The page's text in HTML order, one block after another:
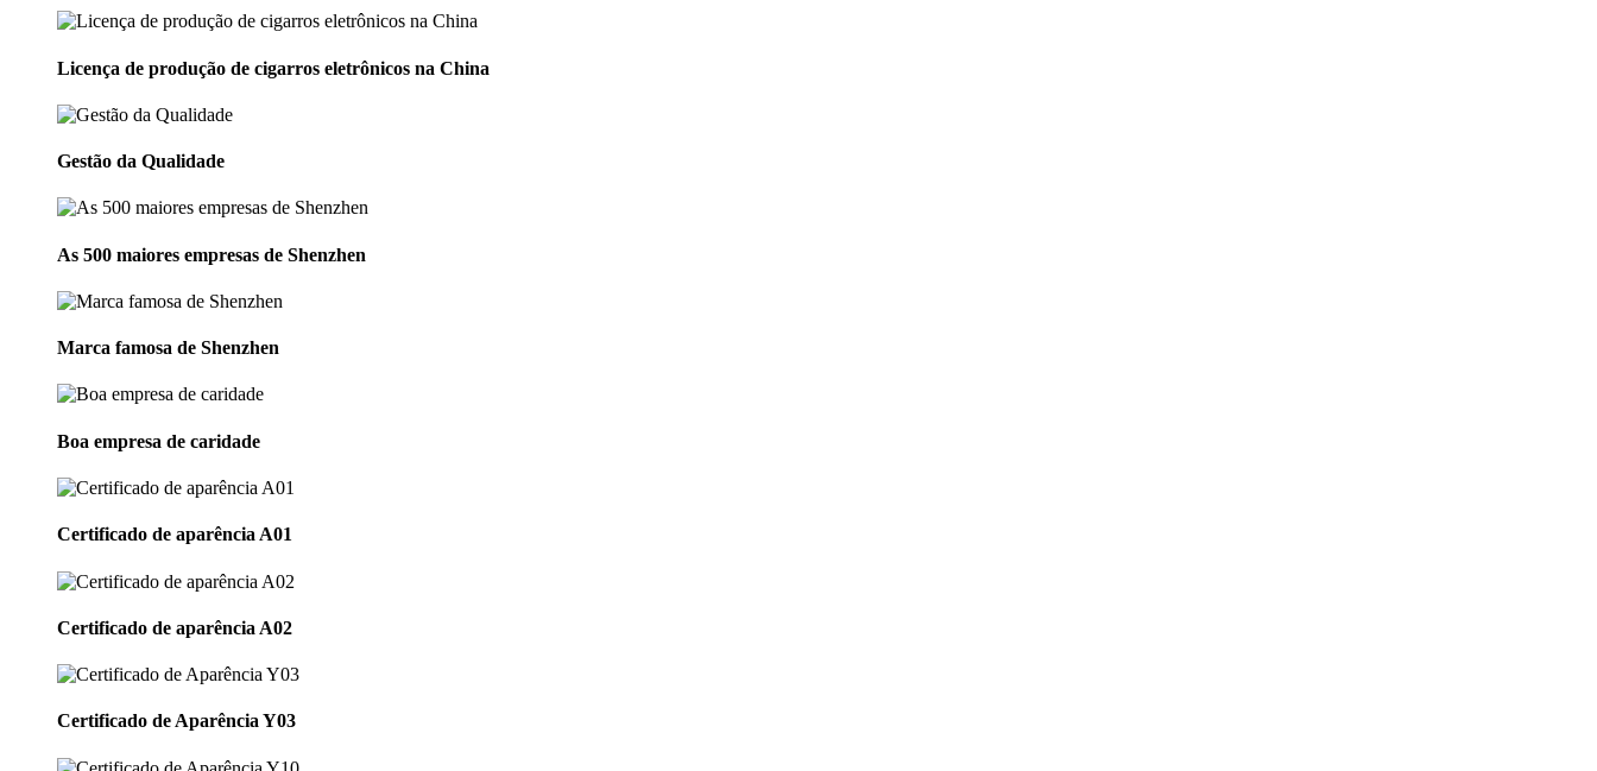
Licença de produção de cigarros eletrônicos na China
Gestão da Qualidade
As 500 maiores empresas de Shenzhen
Marca famosa de Shenzhen
Boa empresa de caridade
Certificado de aparência A01
Certificado de aparência A02
Certificado de Aparência Y03